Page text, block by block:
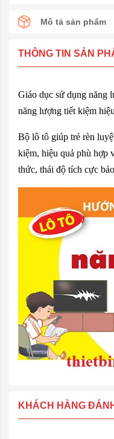
Mô tả sản phẩm
THÔNG TIN SẢN
Giáo dục sử dụng năng
năng lượng tiết kiệm
Bộ lô tô giúp trẻ rèn
kiệm, hiệu quả phù hợp
thức, thái độ tích cực
KHÁCH HÀNG